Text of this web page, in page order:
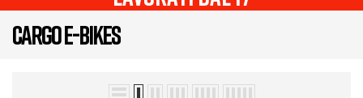
CARGO E-BIKES